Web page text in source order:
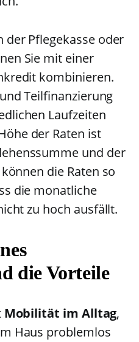
der Pflegekasse oder
Sie mit einer
kombinieren.
Teilfinanzierung
Laufzeiten
der Raten ist
und der
die Raten so
die monatliche
zu hoch ausfällt.
die Vorteile
Mobilität im Alltag,
Haus problemlos